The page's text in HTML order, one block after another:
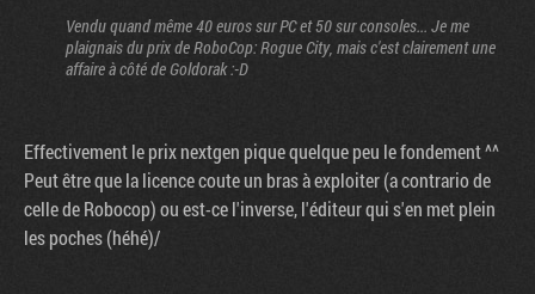
Vendu quand même 40 euros sur PC et 50 sur consoles... Je me
plaignais du prix de RoboCop: Rogue City, mais c'est clairement une
affaire à côté de Goldorak :-D
Effectivement le prix nextgen pique quelque peu le fondement ^^
Peut être que la licence coute un bras à exploiter (a contrario de
celle de Robocop) ou est-ce l'inverse, l'éditeur qui s'en met plein
les poches (héhé)/